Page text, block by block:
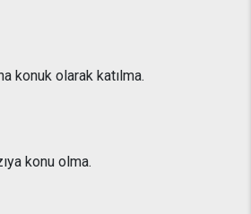
konuk olarak katılma.
konu olma.